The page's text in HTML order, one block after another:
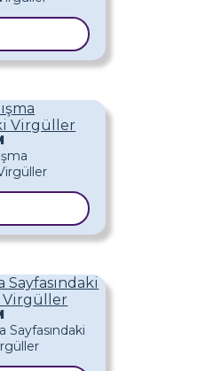
Virgüller
Sayfasındaki
Virgüller